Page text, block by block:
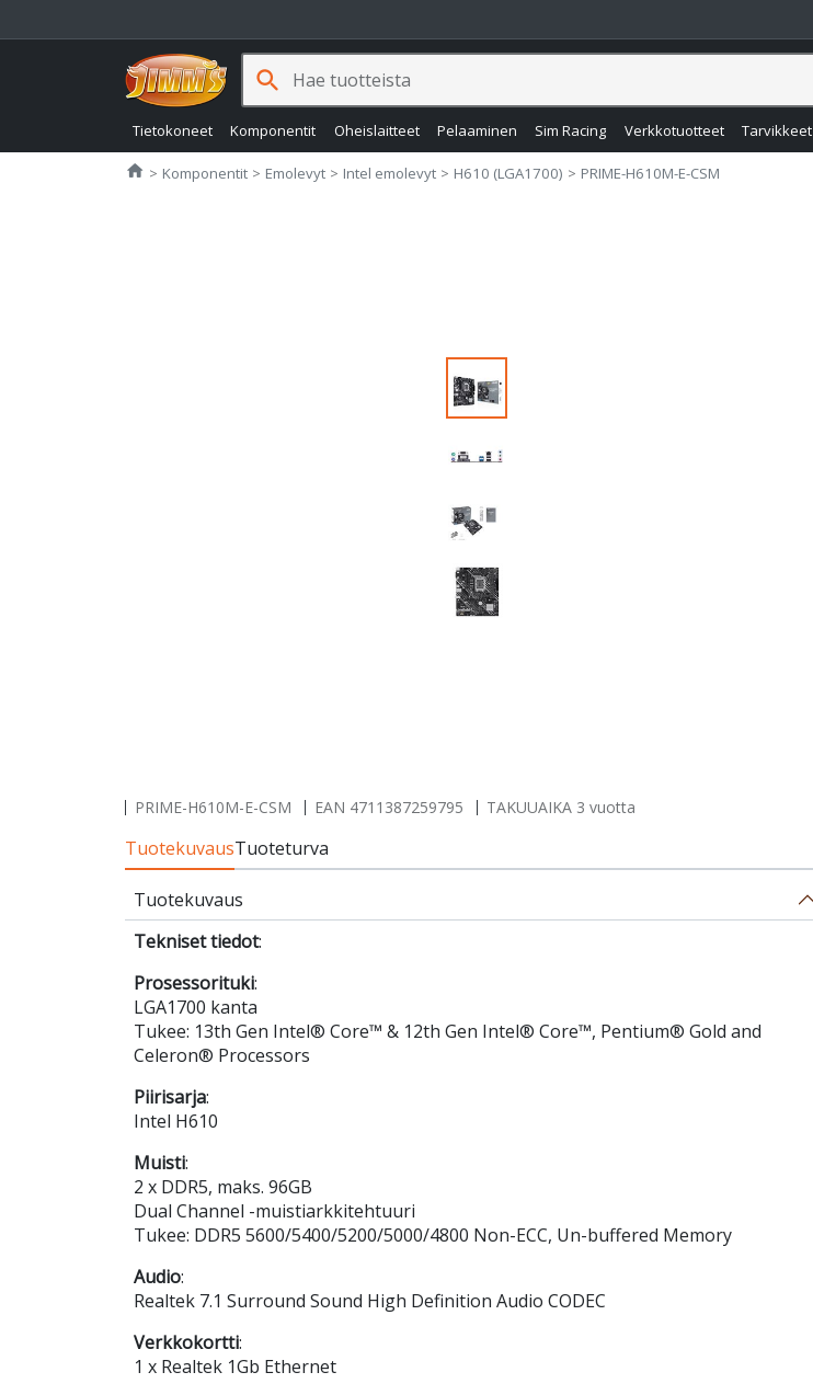
Tietokoneet Komponentit Oheislaitteet Pelaaminen Sim Racing Verkkotuotteet Tarvikkeet
search
home Jimms.fi
Komponentit Emolevyt Intel emolevyt H610 (LGA1700) PRIME-H610M-E-CSM
PRIME-H610M-E-CSM EAN 4711387259795 TAKUUAIKA 3 vuotta
TuotekuvausTuoteturva
Tuotekuvaus
Tekniset tiedot:
Prosessorituki:
LGA1700 kanta
Tukee: 13th Gen Intel® Core™ & 12th Gen Intel® Core™, Pentium® Gold and
Celeron® Processors
Piirisarja:
Intel H610
Muisti:
2 x DDR5, maks. 96GB
Dual Channel -muistiarkkitehtuuri
Tukee: DDR5 5600/5400/5200/5000/4800 Non-ECC, Un-buffered Memory
Audio:
Realtek 7.1 Surround Sound High Definition Audio CODEC
Verkkokortti:
1 x Realtek 1Gb Ethernet